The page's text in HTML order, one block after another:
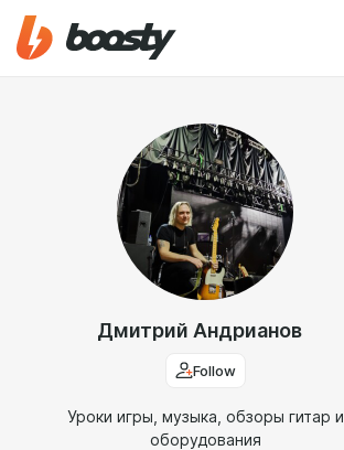
Дмитрий Андрианов
Follow
Уроки игры, музыка, обзоры гитар и
оборудования